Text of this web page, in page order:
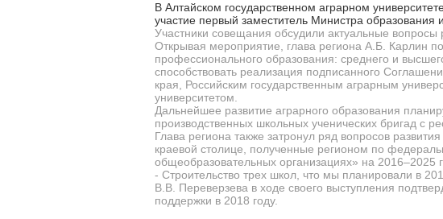
В Алтайском государственном аграрном
участие первый заместитель Министра
Участники совещания обсудили актуальные
Открывая мероприятие, глава региона А.Б. Карлин
профессионального образования: среднего и
способствовать реализация подписанного
края, Российским государственным аграрным
университетом.
Дальнейшее развитие аграрного образования
производственных школьных ученических бригад с
Глава региона также затронул ряд вопросов
краевой столице, полученные регионом по
общеобразовательных организациях» на
- Строительство трех школ, что мы планировали в
В.В. Переверзева в ходе своего выступления
поддержки в 2018 году.